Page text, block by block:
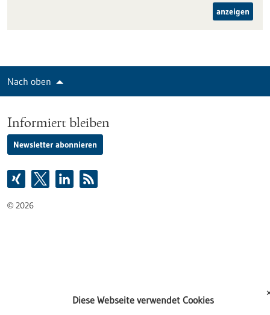
anzeigen
Nach oben
Informiert bleiben
Newsletter abonnieren
© 2026
Diese Webseite verwendet Cookies